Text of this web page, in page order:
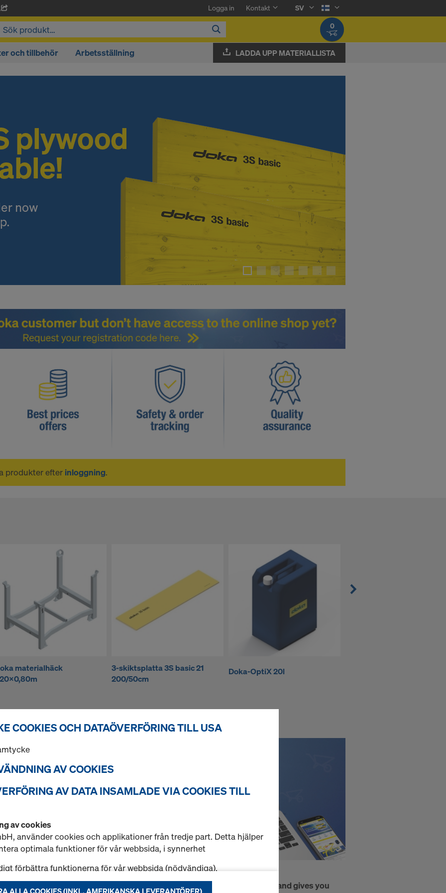
Logga in Kontakt
SV
0
och tillbehör Arbetsställning LADDA UPP MATERIALLISTA
produkter efter inloggning.
materialhäck
3-skiktsplatta 3S basic 21
200/50cm
Doka-OptiX 20l
way to place orders that saves you time, streamlines your processes, and gives you
COOKIES OCH DATAÖVERFÖRING TILL USA
AV COOKIES
AV DATA INSAMLADE VIA COOKIES TILL
av cookies
använder cookies och applikationer från tredje part. Detta hjälper
optimala funktioner för vår webbsida, i synnerhet
förbättra funktionerna för vår webbsida (nödvändiga),
problemfritt inköp vid nyttjande av Dokas nätbutik (funktionella och
ALLA COOKIES (INKL. AMERIKANSKA LEVERANTÖRER)